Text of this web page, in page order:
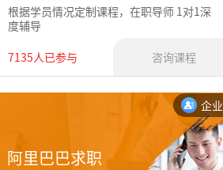
根据学员情况定制课程，在职导师 1对1深
度辅导
7135人已参与
咨询课程
企业
阿里巴巴求职